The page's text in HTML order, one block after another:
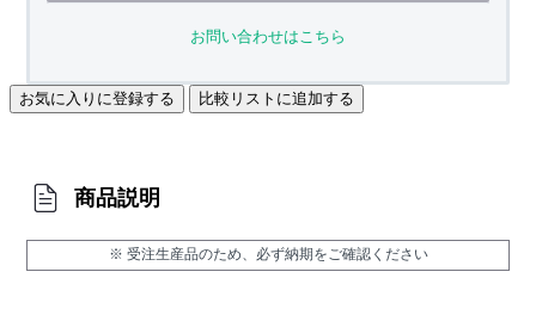
お問い合わせはこちら
お気に入りに登録する 比較リストに追加する
商品説明
※ 受注生産品のため、必ず納期をご確認ください